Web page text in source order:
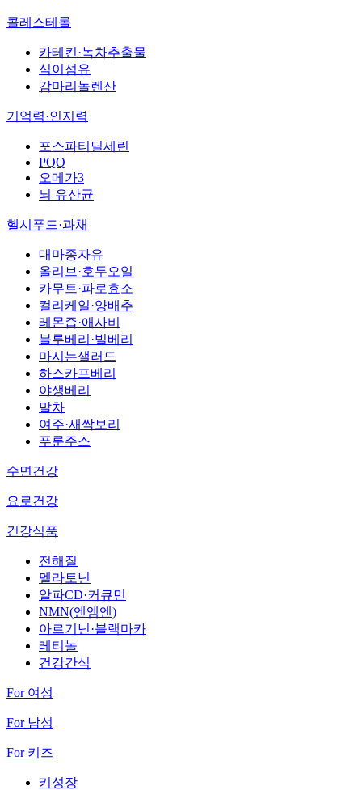
콜레스테롤
카테킨·녹차추출물
식이섬유
감마리놀렌산
기억력·인지력
포스파티딜세린
PQQ
오메가3
뇌 유산균
헬시푸드·과채
대마종자유
올리브·호두오일
카무트·파로효소
컬리케일·양배추
레몬즙·애사비
블루베리·빌베리
마시는샐러드
하스카프베리
야생베리
말차
여주·새싹보리
푸룬주스
수면건강
요로건강
건강식품
전해질
멜라토닌
알파CD·커큐민
NMN(엔엠엔)
아르기닌·블랙마카
레티놀
건강간식
For 여성
For 남성
For 키즈
키성장